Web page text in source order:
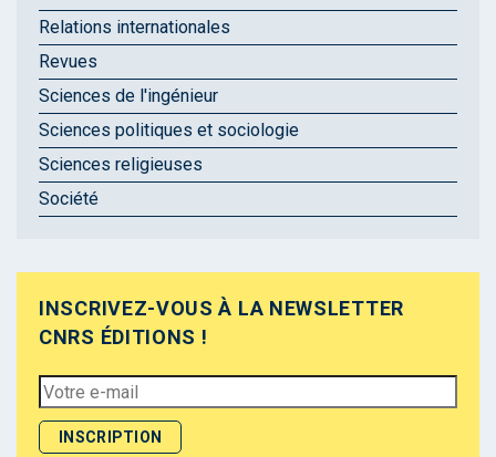
Relations internationales
Revues
Sciences de l'ingénieur
Sciences politiques et sociologie
Sciences religieuses
Société
INSCRIVEZ-VOUS À LA NEWSLETTER
CNRS ÉDITIONS !